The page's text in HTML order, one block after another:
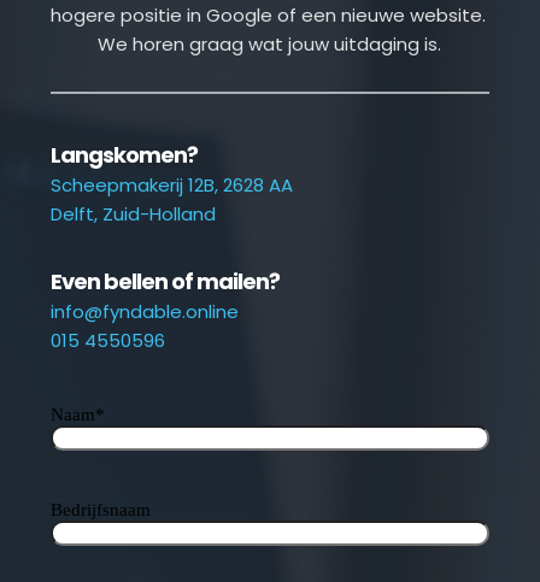
hogere positie in Google of een nieuwe website.
We horen graag wat jouw uitdaging is.
Langskomen?
Scheepmakerij 12B, 2628 AA
Delft, Zuid-Holland
Even bellen of mailen?
info@fyndable.online
015 4550596
Naam*
Bedrijfsnaam